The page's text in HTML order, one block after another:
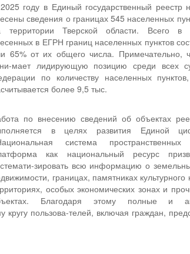
году в Единый государственный реестр
сведения о границах 545 населенных
территории Тверской области. Всего в
в ЕГРН границ населенных пунктов
65% от их общего числа. Примечательно,
мает лидирующую позицию среди всех
по количеству населенных
более 9,5 тыс.
по внесению сведений об объектах
в целях развития Единой
система
как национальный ресурс
зировать всю информацию о
границах, памятниках
особых экономических зонах и
Благодаря этому полные и
пользова-телей, включая граждан,